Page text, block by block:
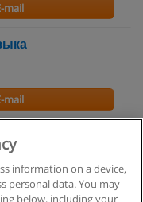
mail
mail
языка
mail
information on a device,
personal data. You may
below, including your